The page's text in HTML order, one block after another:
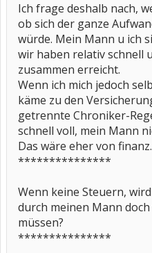
Ich frage deshalb nach,
ob sich der ganze
würde. Mein Mann u ich
wir haben relativ schnell
zusammen erreicht.
Wenn ich mich jedoch
käme zu den
getrennte Chroniker-
schnell voll, mein Mann
Das wäre eher von
***************
Wenn keine Steuern,
durch meinen Mann
müssen?
***************